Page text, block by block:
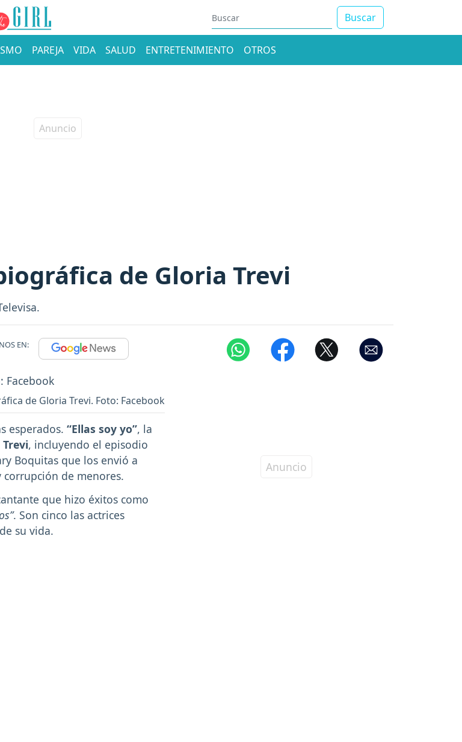
Buscar
PAREJA VIDA SALUD ENTRETENIMIENTO OTROS
de Gloria Trevi
EN:
de Gloria Trevi. Foto: Facebook
esperados. “Ellas soy yo”, la
, incluyendo el episodio
Boquitas que los envió a
de menores.
que hizo éxitos como
. Son cinco las actrices
su vida.